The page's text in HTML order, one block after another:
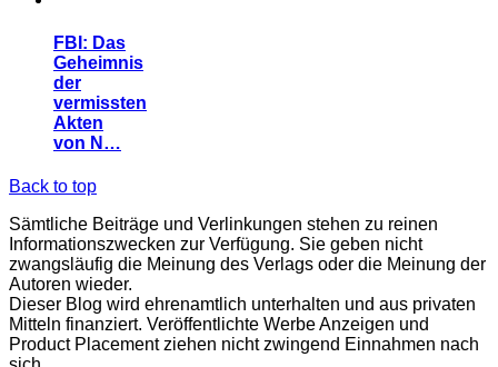
FBI: Das
Geheimnis
der
vermissten
Akten
von N…
Back to top
Sämtliche Beiträge und Verlinkungen stehen zu reinen
Informationszwecken zur Verfügung. Sie geben nicht
zwangsläufig die Meinung des Verlags oder die Meinung der
Autoren wieder.
Dieser Blog wird ehrenamtlich unterhalten und aus privaten
Mitteln finanziert. Veröffentlichte Werbe Anzeigen und
Product Placement ziehen nicht zwingend Einnahmen nach